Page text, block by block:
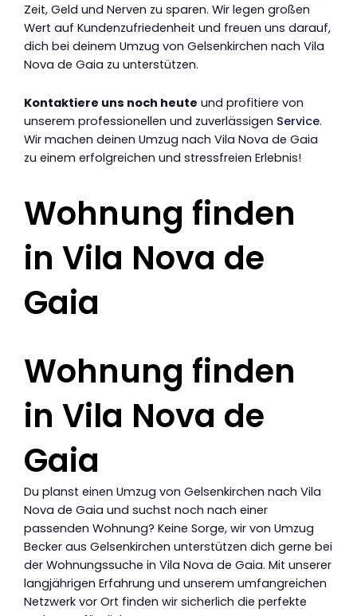
Zeit, Geld und Nerven zu sparen. Wir legen großen
Wert auf Kundenzufriedenheit und freuen uns darauf,
dich bei deinem Umzug von Gelsenkirchen nach Vila
Nova de Gaia zu unterstützen.
Kontaktiere uns noch heute und profitiere von
unserem professionellen und zuverlässigen Service.
Wir machen deinen Umzug nach Vila Nova de Gaia
zu einem erfolgreichen und stressfreien Erlebnis!
Wohnung finden
in Vila Nova de
Gaia
Wohnung finden
in Vila Nova de
Gaia
Du planst einen Umzug von Gelsenkirchen nach Vila
Nova de Gaia und suchst noch nach einer
passenden Wohnung? Keine Sorge, wir von Umzug
Becker aus Gelsenkirchen unterstützen dich gerne bei
der Wohnungssuche in Vila Nova de Gaia. Mit unserer
langjährigen Erfahrung und unserem umfangreichen
Netzwerk vor Ort finden wir sicherlich die perfekte